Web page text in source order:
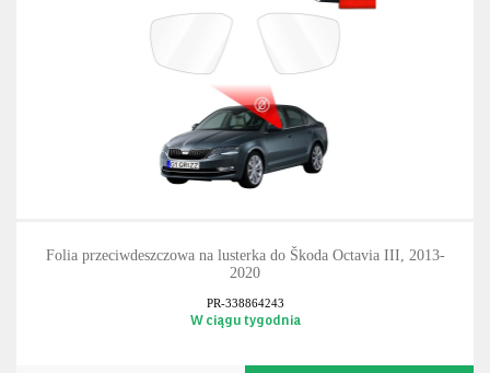
Folia przeciwdeszczowa na lusterka do Škoda Octavia III, 2013-
2020
PR-338864243
W ciągu tygodnia